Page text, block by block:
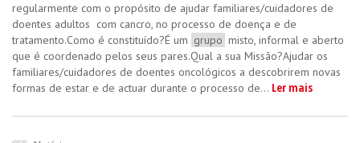
regularmente com o propósito de ajudar familiares/cuidadores de
doentes adultos com cancro, no processo de doença e de
tratamento.Como é constituído?É um grupo misto, informal e aberto
que é coordenado pelos seus pares.Qual a sua Missão?Ajudar os
familiares/cuidadores de doentes oncológicos a descobrirem novas
formas de estar e de actuar durante o processo de... Ler mais